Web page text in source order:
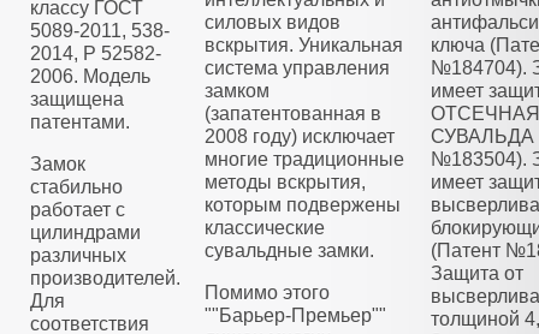
классу ГОСТ
5089-2011, 538-
2014, Р 52582-
2006. Модель
защищена
патентами.
Замок
стабильно
работает с
цилиндрами
различных
производителей.
Для
соответствия
силовых видов
вскрытия. Уникальная
система управления
замком
(запатентованная в
2008 году) исключает
многие традиционные
методы вскрытия,
которым подвержены
классические
сувальдные замки.
Помимо этого
""Барьер-Премьер""
ключа
№184704).
имеет
ОТСЕЧНАЯ
СУВАЛЬДА
№183504).
имеет
(Патент
Защита от
толщиной